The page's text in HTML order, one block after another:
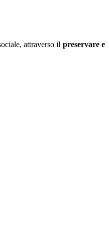
attraverso il preservare e